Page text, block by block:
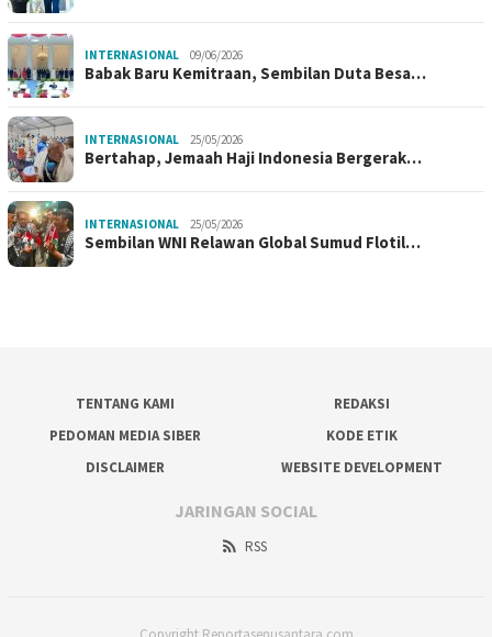
INTERNASIONAL 09/06/2026
Babak Baru Kemitraan, Sembilan Duta Besa…
INTERNASIONAL 25/05/2026
Bertahap, Jemaah Haji Indonesia Bergerak…
INTERNASIONAL 25/05/2026
Sembilan WNI Relawan Global Sumud Flotil…
TENTANG KAMI
REDAKSI
PEDOMAN MEDIA SIBER
KODE ETIK
DISCLAIMER
WEBSITE DEVELOPMENT
JARINGAN SOCIAL
RSS